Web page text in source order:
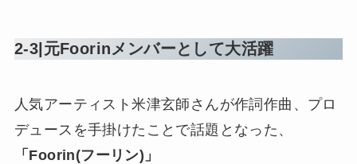
2-3|元Foorinメンバーとして大活躍
人気アーティスト米津玄師さんが作詞作曲、プロ
デュースを手掛けたことで話題となった、
「Foorin(フーリン)」